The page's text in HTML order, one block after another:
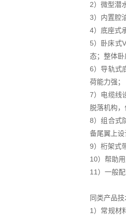
2）微型潜
3）内置腔
4）底座式
5）卧床式
态；整体
6）导轨式
荷能力强；
7）电缆线
脱落机构
8）组合式
备尾翼上
9）桁架式
10）帮助
11）一般
同类产品
1）常规材